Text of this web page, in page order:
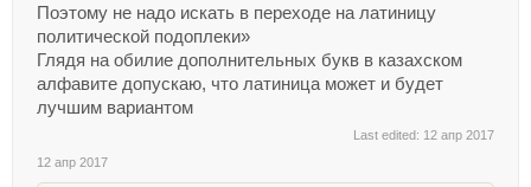
Поэтому не надо искать в переходе на латиницу
политической подоплеки»
Глядя на обилие дополнительных букв в казахском
алфавите допускаю, что латиница может и будет
лучшим вариантом
Last edited: 12 апр 2017
12 апр 2017